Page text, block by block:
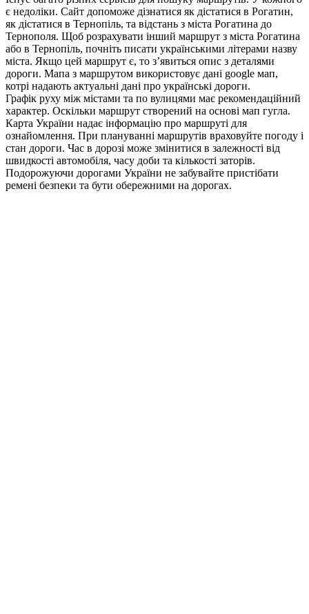
є недоліки. Сайт допоможе дізнатися як дістатися в Рогатин,
як дістатися в Тернопіль, та відстань з міста Рогатина до
Тернополя. Щоб розрахувати інший маршрут з міста Рогатина
або в Тернопіль, почніть писати українськими літерами назву
міста. Якщо цей маршрут є, то з’явиться опис з деталями
дороги. Мапа з маршрутом використовує дані google мап,
котрі надають актуальні дані про українські дороги.
Графік руху між містами та по вулицями має рекомендаційний
характер. Оскільки маршрут створений на основі мап гугла.
Карта України надає інформацію про маршруті для
ознайомлення. При плануванні маршрутів враховуйте погоду і
стан дороги. Час в дорозі може змінитися в залежності від
швидкості автомобіля, часу доби та кількості заторів.
Подорожуючи дорогами України не забувайте пристібати
ремені безпеки та бути обережними на дорогах.